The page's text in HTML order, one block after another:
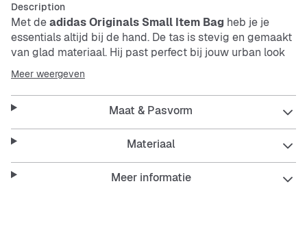
Description
Met deadidas Originals Small Item Bag heb je je
essentials altijd bij de hand. De tas is stevig en gemaakt
van glad materiaal. Hij past perfect bij jouw urban look
en biedt genoeg ruimte voor je telefoon, sleutels en
meer.
Meer weergeven
Maat & Pasvorm
Materiaal
Meer informatie